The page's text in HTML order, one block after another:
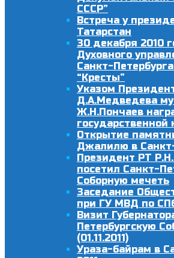
СССР”
Встреча у
Татарстан
30 декабря 2010
Духовного
Санкт-
“Кресты”
Указом
Д.А.Медведева
Ж.Н.Пончаев
государственной
Открытие
Джалилю в
Президент РТ
посетил Санкт-
Соборную мечеть
Заседание
при ГУ МВД по
Визит
Петербургскую
(01.11.2011)
Ураза-байрам в